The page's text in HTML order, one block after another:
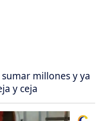
millones y ya
y ceja